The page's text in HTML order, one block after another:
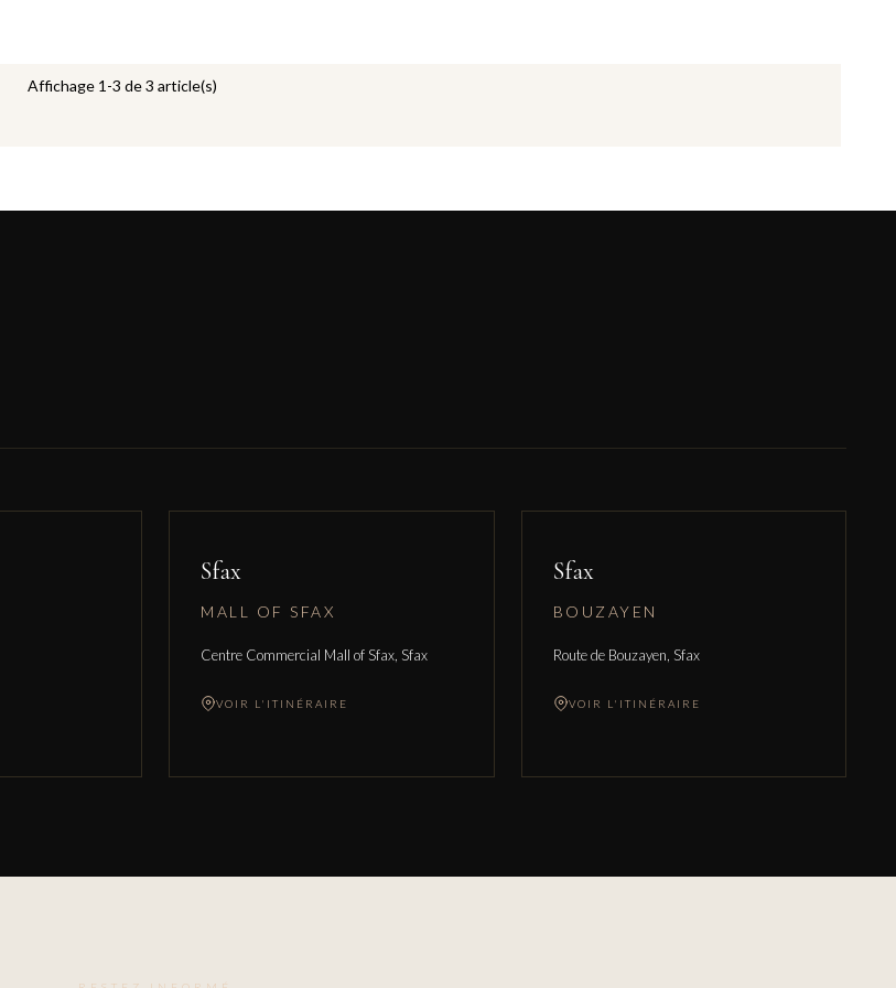
Affichage 1-3 de 3 article(s)
Sfax
MALL OF SFAX
Centre Commercial Mall of Sfax, Sfax
VOIR L'ITINÉRAIRE
Sfax
BOUZAYEN
Route de Bouzayen, Sfax
VOIR L'ITINÉRAIRE